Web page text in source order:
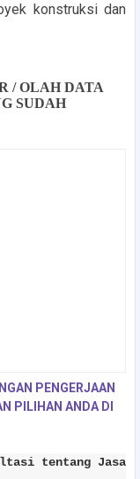
konstruksi dan
/ OLAH DATA
SUDAH
PENGERJAAN
PILIHAN ANDA DI
tentang Jasa